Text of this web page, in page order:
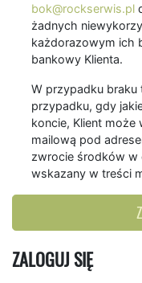
bok@rockserwis.pl
żadnych
każdorazowym ich
bankowy Klienta.
W przypadku braku
przypadku, gdy
koncie, Klient może
mailową pod
zwrocie środków w
wskazany w treści
ZALOGUJ SIĘ